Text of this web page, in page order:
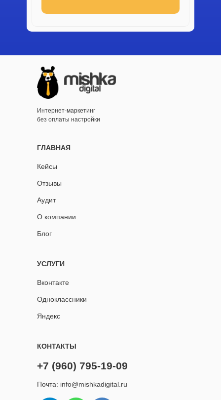
Интернет-маркетинг
без оплаты настройки
УСЛУГИ
Кейсы
Вконтакте
Одноклассники
Почта: info@mishkadigital.ru
Яндекс
Отзывы
Аудит
О компании
Блог
ГЛАВНАЯ
КОНТАКТЫ
+7 (960) 795-19-09